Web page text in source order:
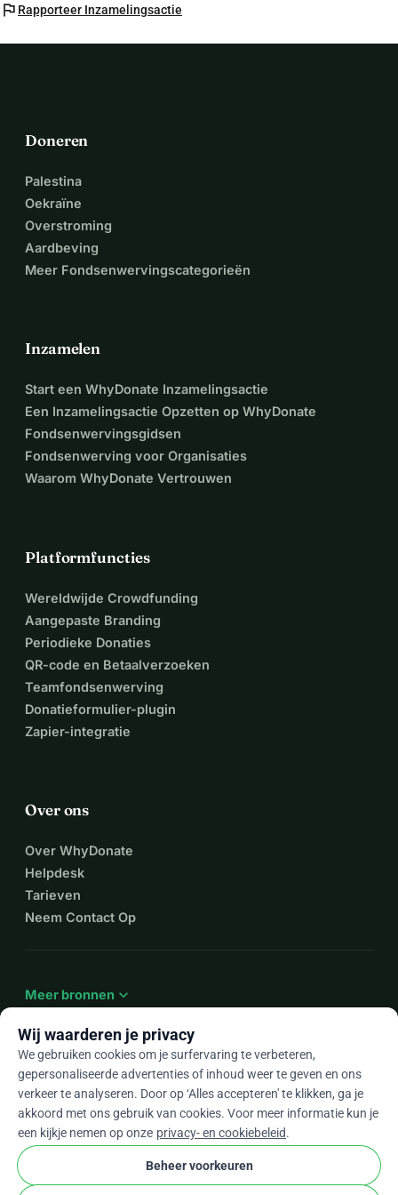
flag Rapporteer Inzamelingsactie
Doneren
Palestina
Oekraïne
Overstroming
Aardbeving
Meer Fondsenwervingscategorieën
Inzamelen
Start een WhyDonate Inzamelingsactie
Een Inzamelingsactie Opzetten op WhyDonate
Fondsenwervingsgidsen
Fondsenwerving voor Organisaties
Waarom WhyDonate Vertrouwen
Platformfuncties
Wereldwijde Crowdfunding
Aangepaste Branding
Periodieke Donaties
QR-code en Betaalverzoeken
Teamfondsenwerving
Donatieformulier-plugin
Zapier-integratie
Over ons
Over WhyDonate
Helpdesk
Tarieven
Neem Contact Op
Meer bronnen expand_more
Nlarrow_drop_down
★★★★★ 4,9 / 5 op basis van 500+ reviews
Wij waarderen je privacy
We gebruiken cookies om je surfervaring te verbeteren,
gepersonaliseerde advertenties of inhoud weer te geven en ons
verkeer te analyseren. Door op ‘Alles accepteren' te klikken, ga je
akkoord met ons gebruik van cookies. Voor meer informatie kun je
een kijkje nemen op onze privacy- en cookiebeleid.
Beheer voorkeuren